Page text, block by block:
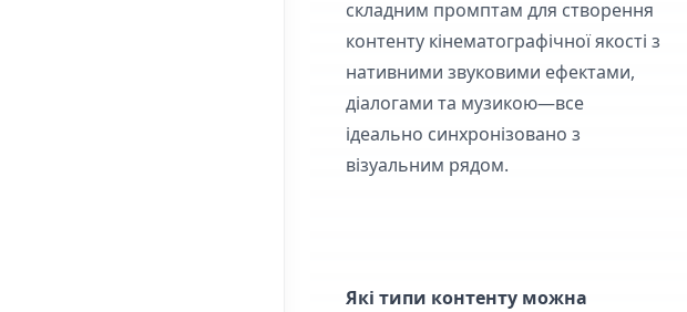
складним промптам для створення
контенту кінематографічної якості з
нативними звуковими ефектами,
діалогами та музикою—все
ідеально синхронізовано з
візуальним рядом.
Які типи контенту можна